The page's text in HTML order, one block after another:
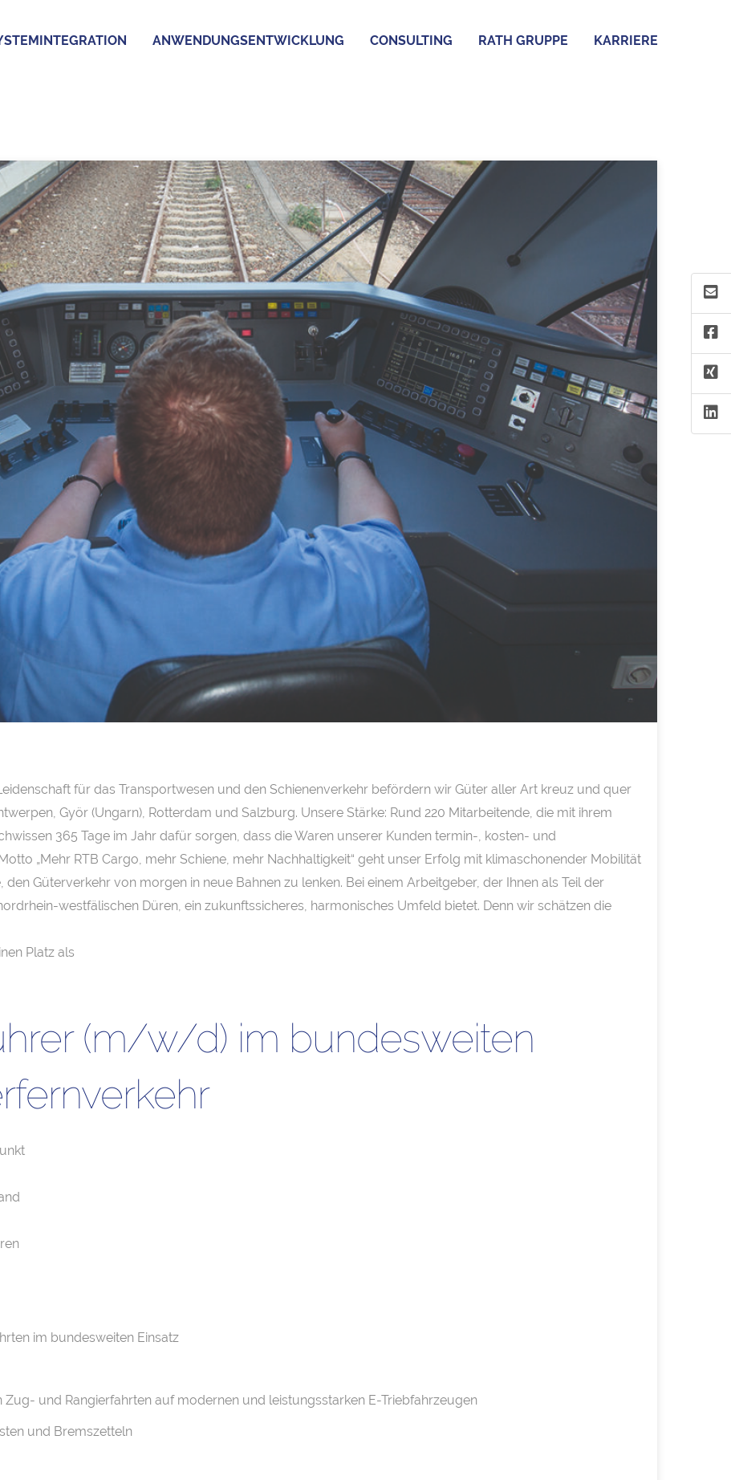
ANWENDUNGSENTWICKLUNG CONSULTING RATH GRUPPE KARRIERE
für das Transportwesen und den Schienenverkehr befördern wir Güter aller Art kreuz und quer
Györ (Ungarn), Rotterdam und Salzburg. Unsere Stärke: Rund 220 Mitarbeitende, die mit ihrem
365 Tage im Jahr dafür sorgen, dass die Waren unserer Kunden termin-, kosten- und
„Mehr RTB Cargo, mehr Schiene, mehr Nachhaltigkeit“ geht unser Erfolg mit klimaschonender Mobilität
den Güterverkehr von morgen in neue Bahnen zu lenken. Bei einem Arbeitgeber, der Ihnen als Teil der
westfälischen Düren, ein zukunftssicheres, harmonisches Umfeld bietet. Denn wir schätzen die
Platz als
(m/w/d) im bundesweiten
im bundesweiten Einsatz
und Rangierfahrten auf modernen und leistungsstarken E-Triebfahrzeugen
und Bremszetteln